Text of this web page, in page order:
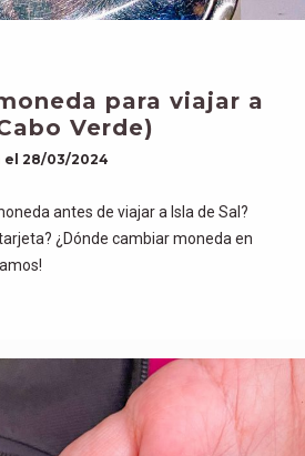
para viajar a
Verde)
el 28/03/2024
antes de viajar a Isla de Sal?
¿Dónde cambiar moneda en